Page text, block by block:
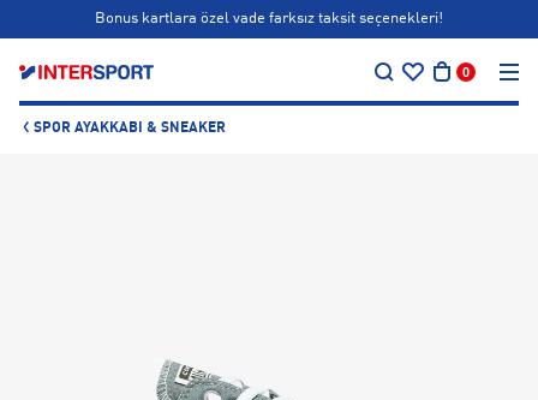
Bonus kartlara özel vade farksız taksit seçenekleri!
0
SPOR AYAKKABI & SNEAKER